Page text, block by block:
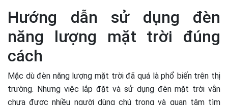
Hướng dẫn sử dụng đèn
năng lượng mặt trời đúng
cách
Mặc dù đèn năng lượng mặt trời đã quá là phổ biến trên thị
trường. Nhưng việc lắp đặt và sử dụng đèn mặt trời vẫn
chưa được nhiều người dùng chú trọng và quan tâm tìm